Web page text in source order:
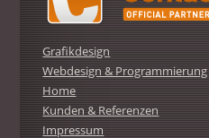
Grafikdesign
Webdesign & Programmierung
Home
Kunden & Referenzen
Impressum